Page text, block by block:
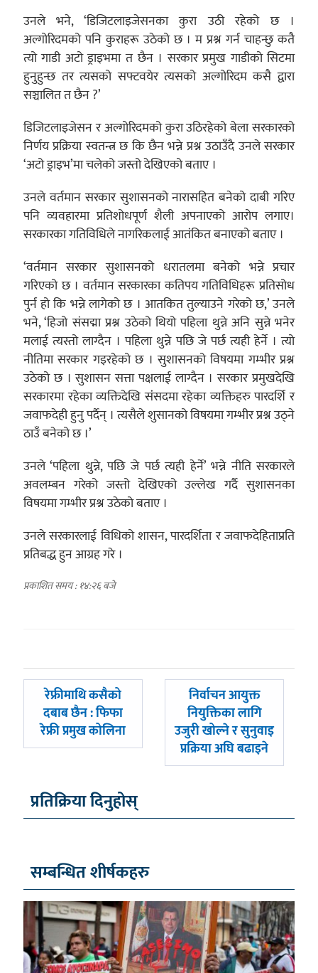
उनले भने, ‘डिजिटलाइजेसनका कुरा उठी रहेको छ ।
अल्गोरिदमको पनि कुराहरू उठेको छ । म प्रश्न गर्न चाहन्छु कतै
त्यो गाडी अटो ड्राइभमा त छैन । सरकार प्रमुख गाडीको सिटमा
हुनुहुन्छ तर त्यसको सफ्टवयेर त्यसको अल्गोरिदम कसै द्वारा
सञ्चालित त छैन ?’
डिजिटलाइजेसन र अल्गोरिदमको कुरा उठिरहेको बेला सरकारको
निर्णय प्रक्रिया स्वतन्त्र छ कि छैन भन्ने प्रश्न उठाउँदै उनले सरकार
‘अटो ड्राइभ’मा चलेको जस्तो देखिएको बताए ।
उनले वर्तमान सरकार सुशासनको नारासहित बनेको दाबी गरिए
पनि व्यवहारमा प्रतिशोधपूर्ण शैली अपनाएको आरोप लगाए।
सरकारका गतिविधिले नागरिकलाई आतंकित बनाएको बताए ।
‘वर्तमान सरकार सुशासनको धरातलमा बनेको भन्ने प्रचार
गरिएको छ । वर्तमान सरकारका कतिपय गतिविधिहरू प्रतिसोध
पुर्न हो कि भन्ने लागेको छ । आतकित तुल्याउने गरेको छ,’ उनले
भने, ‘हिजो संसद्मा प्रश्न उठेको थियो पहिला थुन्ने अनि सुन्ने भनेर
मलाई त्यस्तो लाग्दैन । पहिला थुन्ने पछि जे पर्छ त्यही हेर्ने । त्यो
नीतिमा सरकार गइरहेको छ । सुशासनको विषयमा गम्भीर प्रश्न
उठेको छ । सुशासन सत्ता पक्षलाई लाग्दैन । सरकार प्रमुखदेखि
सरकारमा रहेका व्यक्तिदेखि संंसदमा रहेका व्यक्तिहरु पारदर्शि र
जवाफदेही हुनु पर्दैन् । त्यसैले शुसानको विषयमा गम्भीर प्रश्न उठ्ने
ठाउँ बनेको छ ।’
उनले ‘पहिला थुन्ने, पछि जे पर्छ त्यही हेर्ने’ भन्ने नीति सरकारले
अवलम्बन गरेको जस्तो देखिएको उल्लेख गर्दै सुशासनका
विषयमा गम्भीर प्रश्न उठेको बताए ।
उनले सरकारलाई विधिको शासन, पारदर्शिता र जवाफदेहिताप्रति
प्रतिबद्ध हुन आग्रह गरे ।
प्रकाशित समय : १४:२६ बजे
पछिल्लाे
-
रेफ्रीमाथि कसैको
दबाब छैन : फिफा
रेफ्री प्रमुख कोलिना
अघिल्लाे
-
निर्वाचन आयुक्त
नियुक्तिका लागि
उजुरी खोल्ने र सुनुवाइ
प्रक्रिया अघि बढाइने
प्रतिक्रिया दिनुहोस्
सम्बन्धित शीर्षकहरु